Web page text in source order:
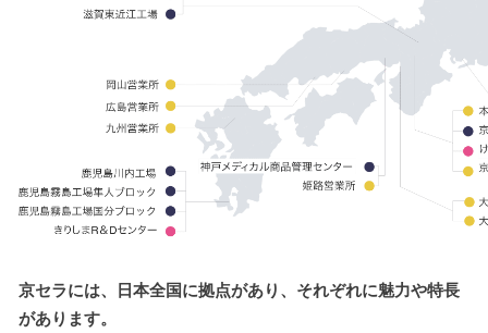
京セラには、日本全国に拠点があり、それぞれに魅力や特長
があります。